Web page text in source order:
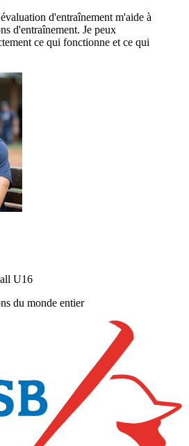
d'entraînement m'aide à
d'entraînement. Je peux
ce qui fonctionne et ce qui
U16
du monde entier